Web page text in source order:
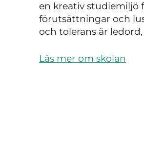
en kreativ studiemiljö
förutsättningar och
och tolerans är
Läs mer om skolan